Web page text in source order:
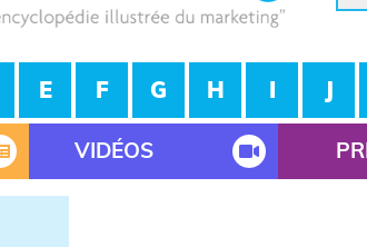
E F G H I J
VIDÉOS